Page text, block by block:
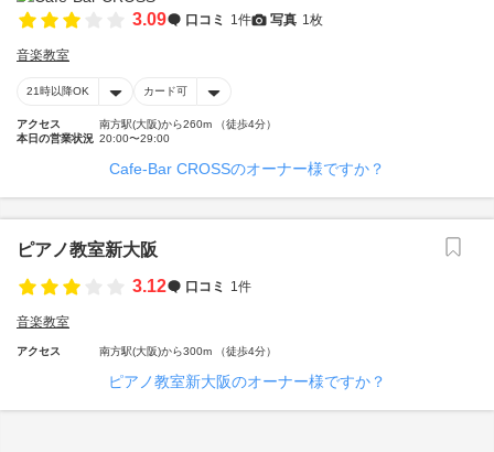
3.09 口コミ 1件 写真 1枚
音楽教室
21時以降OK カード可
アクセス
南方駅(大阪)から260m （徒歩4分）
本日の営業状況 20:00〜29:00
Cafe-Bar CROSSのオーナー様ですか？
ピアノ教室新大阪
3.12
口コミ 1件
音楽教室
アクセス 南方駅(大阪)から300m （徒歩4分）
ピアノ教室新大阪のオーナー様ですか？